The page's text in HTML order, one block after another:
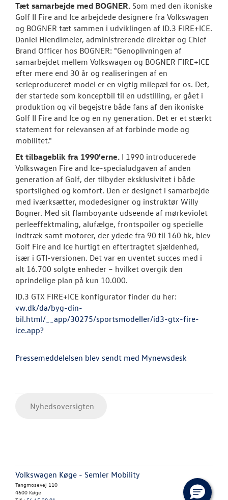
Tæt samarbejde med BOGNER. Som med den ikoniske
Golf II Fire and Ice arbejdede designere fra Volkswagen
og BOGNER tæt sammen i udviklingen af ID.3 FIRE+ICE.
Daniel Hiendlmeier, administrerende direktør og Chief
Brand Officer hos BOGNER: "Genoplivningen af
samarbejdet mellem Volkswagen og BOGNER FIRE+ICE
efter mere end 30 år og realiseringen af en
serieproduceret model er en vigtig milepæl for os. Det,
der startede som konceptbil til en udstilling, er gået i
produktion og vil begejstre både fans af den ikoniske
Golf II Fire and Ice og en ny generation. Det er et stærkt
statement for relevansen af at forbinde mode og
mobilitet."
Et tilbageblik fra 1990'erne. I 1990 introducerede
Volkswagen Fire and Ice-specialudgaven af anden
generation af Golf, der tilbyder eksklusivitet i både
sportslighed og komfort. Den er designet i samarbejde
med iværksætter, modedesigner og instruktør Willy
Bogner. Med sit flamboyante udseende af mørkeviolet
perleeffektmaling, alufælge, frontspoiler og specielle
indtræk samt motorer, der ydede fra 90 til 160 hk, blev
Golf Fire and Ice hurtigt en eftertragtet sjældenhed,
især i GTI-versionen. Det var en uventet succes med i
alt 16.700 solgte enheder – hvilket overgik den
oprindelige plan på kun 10.000.
ID.3 GTX FIRE+ICE konfigurator finder du her:
vw.dk/da/byg-din-
bil.html/__app/30275/sportsmodeller/id3-gtx-fire-
ice.app?
Pressemeddelelsen blev sendt med Mynewsdesk
Nyhedsoversigten
Volkswagen Køge - Semler Mobility
Tangmosevej 110
4600 Køge